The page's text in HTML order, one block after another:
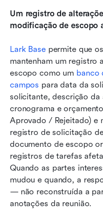
Um registro de
modificação de escopo
Lark Base permite que
mantenham um registro
escopo como um banco
campos para data da
solicitante, descrição
cronograma e
Aprovado / Rejeitado) e
registro de solicitação
documento de escopo
registros de tarefas
Quando as partes
mudou e quando, a
— não reconstruída a
anotações da reunião.